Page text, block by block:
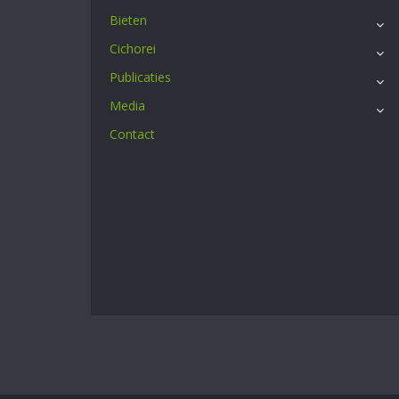
Bieten
Cichorei
Publicaties
Media
Contact